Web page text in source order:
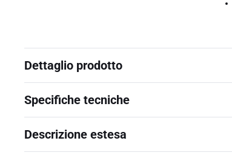
Dettaglio prodotto
Specifiche tecniche
Descrizione estesa